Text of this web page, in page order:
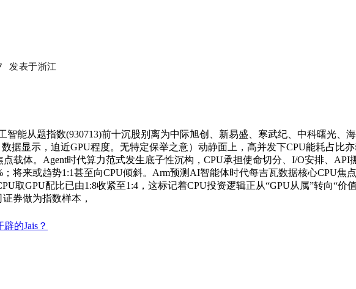
发表于浙江
从题指数(930713)前十沉股别离为中际旭创、新易盛、寒武纪、中科曙光、
据显示，迫近GPU程度。无特定保举之意）动静面上，高并发下CPU能耗占比
载体。Agent时代算力范式发生底子性沉构，CPU承担使命切分、I/O安排、
将来或趋势1:1甚至向CPU倾斜。Arm预测AI智能体时代每吉瓦数据核心CPU焦
取GPU配比已由1:8收紧至1:4，这标记着CPU投资逻辑正从“GPU从属”转向“
券做为指数样本，
的Jais？